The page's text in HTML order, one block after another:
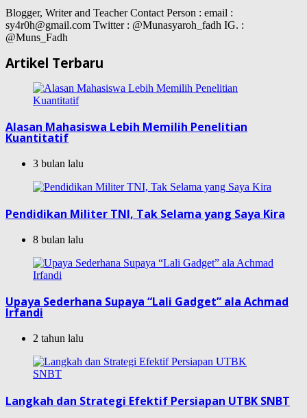
Blogger, Writer and Teacher Contact Person : email :
sy4r0h@gmail.com Twitter : @Munasyaroh_fadh IG. :
@Muns_Fadh
Artikel Terbaru
Alasan Mahasiswa Lebih Memilih Penelitian
Kuantitatif
3 bulan lalu
Pendidikan Militer TNI, Tak Selama yang Saya Kira
8 bulan lalu
Upaya Sederhana Supaya “Lali Gadget” ala Achmad
Irfandi
2 tahun lalu
Langkah dan Strategi Efektif Persiapan UTBK SNBT